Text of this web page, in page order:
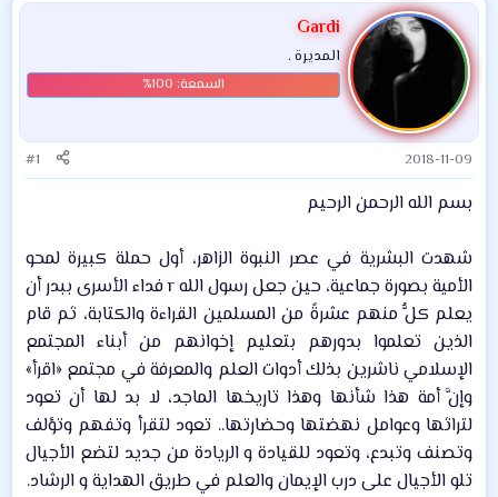
Gardi
المديرة .
2018-11-09
#1
بسم الله الرحمن الرحيم​
شهدت البشرية في عصر النبوة الزاهر، أول حملة كبيرة لمحو
الأمية بصورة جماعية، حين جعل رسول الله r فداء الأسرى ببدر أن
يعلم كلُّ منهم عشرةً من المسلمين القراءة والكتابة، ثم قام
الذين تعلموا بدورهم بتعليم إخوانهم من أبناء المجتمع
الإسلامي ناشرين بذلك أدوات العلم والمعرفة في مجتمع «اقرأ»
وإنَّ أمة هذا شأنها وهذا تاريخها الماجد، لا بد لها أن تعود
لتراثها وعوامل نهضتها وحضارتها.. تعود لتقرأ وتفهم وتؤلف
وتصنف وتبدع، وتعود للقيادة و الريادة من جديد لتضع الأجيال
تلو الأجيال على درب الإيمان والعلم في طريق الهداية و الرشاد.​